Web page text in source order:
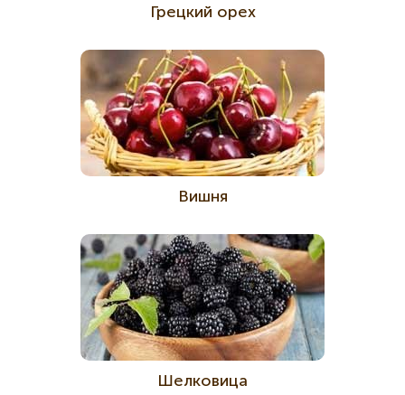
Грецкий орех
Вишня
Шелковица